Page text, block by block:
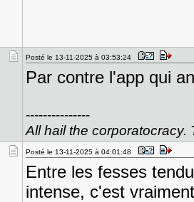
Posté le 13-11-2025 à 03:53:24
Par contre l'app qui
---------------
All hail the corporatocracy.
Posté le 13-11-2025 à 04:01:48
Entre les fesses
intense, c'est